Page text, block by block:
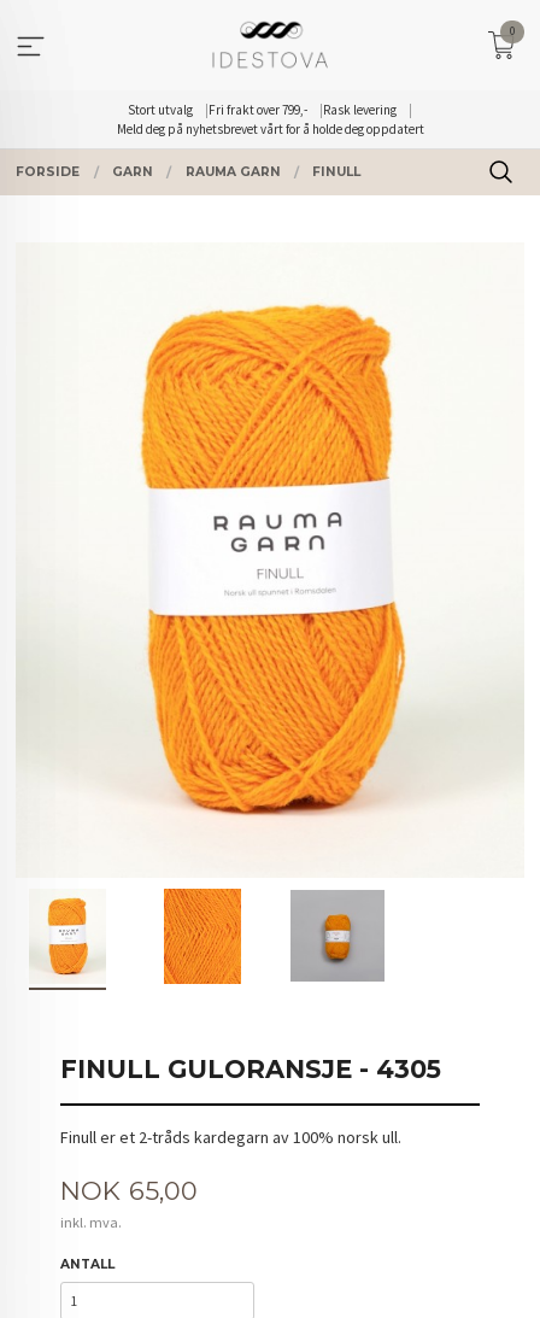
innholdet
Stort utvalg Fri frakt over 799,-
Rask levering
Meld deg på nyhetsbrevet vårt for å holde deg oppdatert
0
FORSIDE GARN RAUMA GARN FINULL
FINULL GULORANSJE - 4305
Finull er et 2-tråds kardegarn av 100% norsk ull.
Pris
NOK 65,00
inkl. mva.
ANTALL